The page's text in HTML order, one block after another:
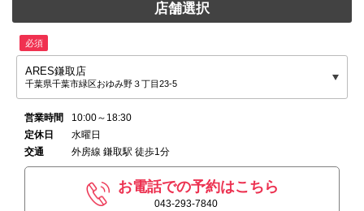
店舗選択
必須
ARES鎌取店
千葉県千葉市緑区おゆみ野３丁目23-5
営業時間
10:00～18:30
定休日
水曜日
交通
外房線 鎌取駅 徒歩1分
お電話での予約はこちら
043-293-7840